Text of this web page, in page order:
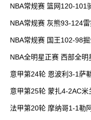
NBA常规赛 篮网120-101
NBA常规赛 灰熊93-124
NBA常规赛 国王102-98
NBA全明星正赛 西部全
意甲第24轮 恩波利3-1萨
意甲第25轮 蒙扎4-2AC米
法甲第20轮 摩纳哥1-1勒